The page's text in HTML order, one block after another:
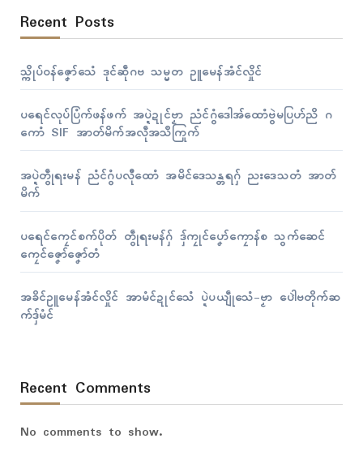
Recent Posts
သ္ကိုပ်ဝန်ဇၞော်သေံ ဒုၚ်ဆဵုဂဗ သမ္မတ ဥူမေန်အံၚ်လှိုၚ်
ပရေၚ်လုပ်ပြံက်ဖန်ဖက် အပ္ဍဲဍုၚ်ဗၟာ ညံၚ်ဂွံဒေါအ်ထောံဗွဲမပြဟ်ညိ ဂ
ကောံ SIF အာတ်မိက်အလဵုအသဳကြုက်
အပ္ဍဲတွဵုရးမန် ညံၚ်ဂွံပလီုထောံ အမိၚ်ဒေသန္တရဂှ် ညးဒေသတံ အာတ်
မိက်
ပရေၚ်ကၠေၚ်စက်ပိုတ် တွဵုရးမန်ဂှ် ဒှ်ကၠုၚ်ပၞော်ကၠောန်စ သွက်ဆေၚ်
ကၠေၚ်ဇၞော်ဇၞော်တံ
အခိၚ်ဥူမေန်အံၚ်လှိုၚ် အာမံၚ်ဍုၚ်သေံ ပ္ဍဲပယျဵုသေံ-ဗၟာ ပေါဲဗတိုက်ဆ
က်ဒှ်မံၚ်
Recent Comments
No comments to show.